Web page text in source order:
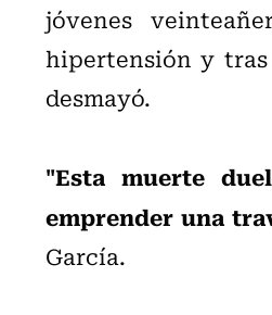
jóvenes
hipertensión y tras
desmayó.
"Esta muerte
emprender una
García.